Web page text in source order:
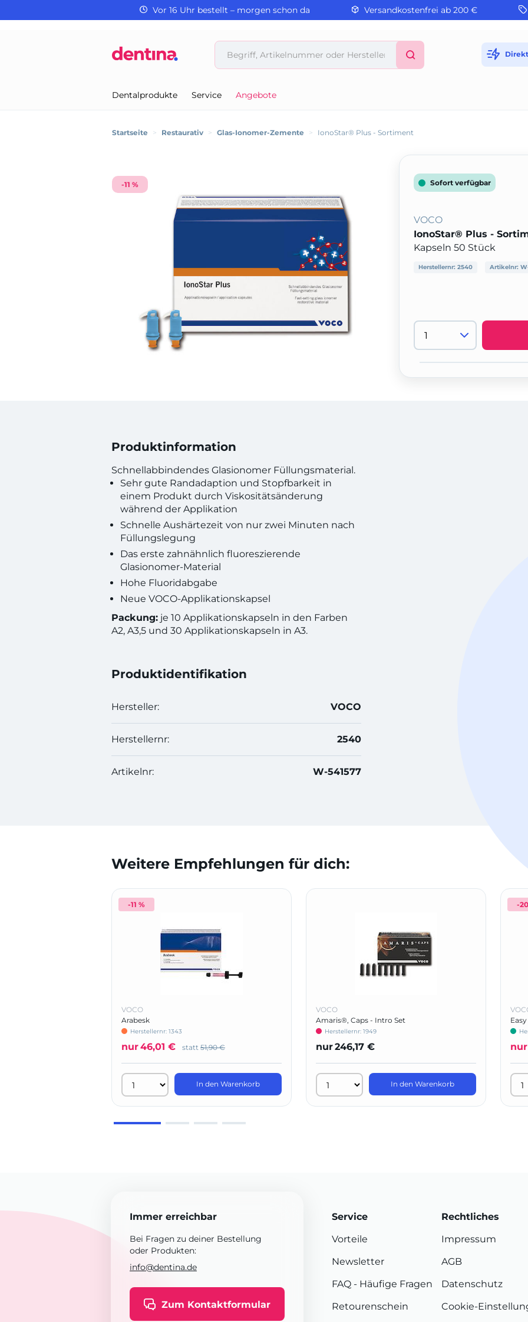
Vor 16 Uhr bestellt – morgen schon da Versandkostenfrei ab 200 €
Dentalprodukte Service Angebote
Startseite > Restaurativ > Glas-Ionomer-Zemente > IonoStar® Plus - Sortiment
-11 %
Produktinformation
Schnellabbindendes Glasionomer Füllungsmaterial.
Sehr gute Randadaption und Stopfbarkeit in
einem Produkt durch Viskositätsänderung
während der Applikation
Schnelle Aushärtezeit von nur zwei Minuten nach
Füllungslegung
Das erste zahnähnlich fluoreszierende
Glasionomer-Material
Hohe Fluoridabgabe
Neue VOCO-Applikationskapsel
Packung: je 10 Applikationskapseln in den Farben
A2, A3,5 und 30 Applikationskapseln in A3.
Produktidentifikation
Hersteller: VOCO
Herstellernr: 2540
Artikelnr: W-541577
Sofort verfügbar
VOCO
IonoStar® Plus -
Kapseln 50 Stück
Herstellernr: 2540 Artikelnr:
Weitere Empfehlungen für dich:
-11 %
VOCO
Arabesk
Herstellernr: 1343
nur46,01 € statt 51,90 €
In den Warenkorb
VOCO
Amaris®, Caps - Intro Set
Herstellernr: 1949
nur246,17 €
In den Warenkorb
-
nur
Immer erreichbar
Bei Fragen zu deiner Bestellung
oder Produkten:
info@dentina.de
Zum Kontaktformular
Service
Vorteile
Newsletter
FAQ - Häufige Fragen
Retourenschein
Rechtliches
Impressum
AGB
Datenschutz
Cookie-